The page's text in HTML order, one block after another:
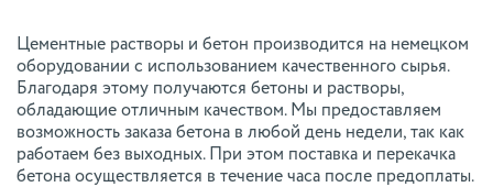
Цементные растворы и бетон производится на немецком
оборудовании с использованием качественного сырья.
Благодаря этому получаются бетоны и растворы,
обладающие отличным качеством. Мы предоставляем
возможность заказа бетона в любой день недели, так как
работаем без выходных. При этом поставка и перекачка
бетона осуществляется в течение часа после предоплаты.